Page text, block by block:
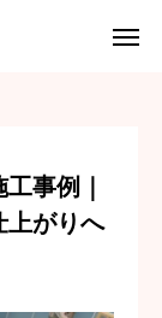
浴槽交換せずに新品のような仕上がりへ
事例｜
上がりへ